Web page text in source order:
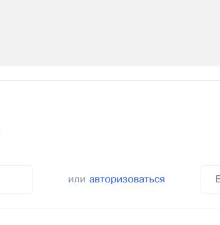
или авторизоваться